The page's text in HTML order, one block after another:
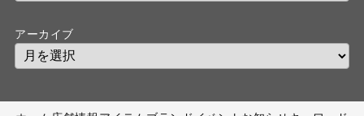
アーカイブ